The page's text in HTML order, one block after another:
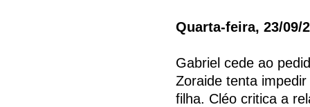
Quarta-feira, 23/09/
Gabriel cede ao
Zoraide tenta
filha. Cléo critica a